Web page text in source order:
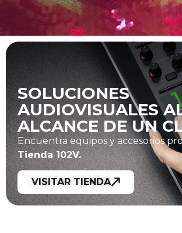
SOLUCIONES
AUDIOVISUALES
ALCANCE DE UN
Encuentra equipos y accesorios
Tienda 102V.
VISITAR TIENDA